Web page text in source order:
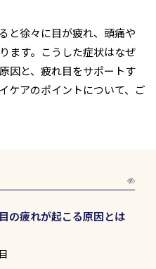
と徐々に目が疲れ、頭痛や
ます。こうした症状はなぜ
因と、疲れ目をサポートす
ケアのポイントについて、ご
の疲れが起こる原因とは